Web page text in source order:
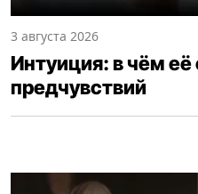
3 августа 2026
Интуиция: в чём её
предчувствий